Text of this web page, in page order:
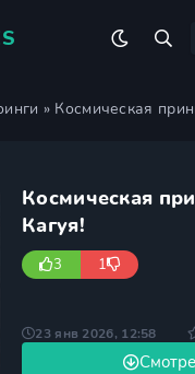
» Космическая
Космическая
Кагуя!
3 1
23 янв 2026, 12:58